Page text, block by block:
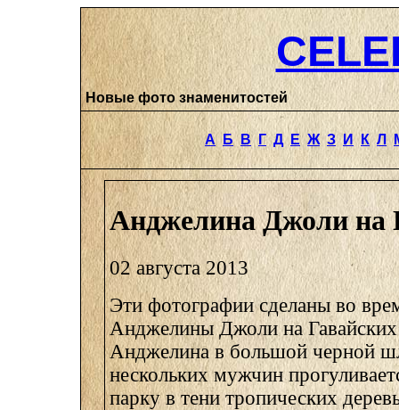
Новые фото знаменитостей
А Б В Г Д Е Ж З И К Л
Анджелина Джоли на
02 августа 2013
Эти фотографии сделаны во
Анджелины Джоли на Гавайских
Анджелина в большой черной
нескольких мужчин
парку в тени тропических